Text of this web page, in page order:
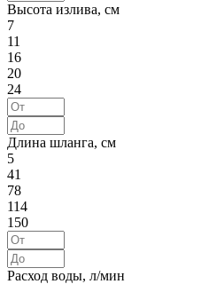
Высота излива, см
7
11
16
20
24
Длина шланга, см
5
41
78
114
150
Расход воды, л/мин